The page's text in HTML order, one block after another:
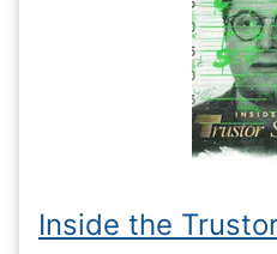
Inside the